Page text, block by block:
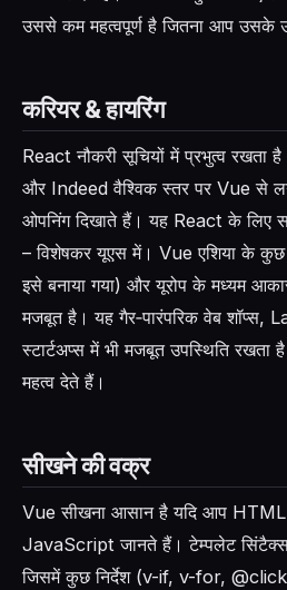
उससे कम महत्वपूर्ण है जितना आप उसके
करियर & हायरिंग
React नौकरी सूचियों में प्रभुत्व
और Indeed वैश्विक स्तर पर Vue से
ओपनिंग दिखाते हैं। यह React के लिए
– विशेषकर यूएस में। Vue एशिया के कुछ
इसे बनाया गया) और यूरोप के मध्यम
मजबूत है। यह गैर‑पारंपरिक वेब
स्टार्टअप्स में भी मजबूत उपस्थिति रखता
महत्व देते हैं।
सीखने की वक्र
Vue सीखना आसान है यदि आप
JavaScript जानते हैं। टेम्पलेट
जिसमें कुछ निर्देश (v-if, v-for,